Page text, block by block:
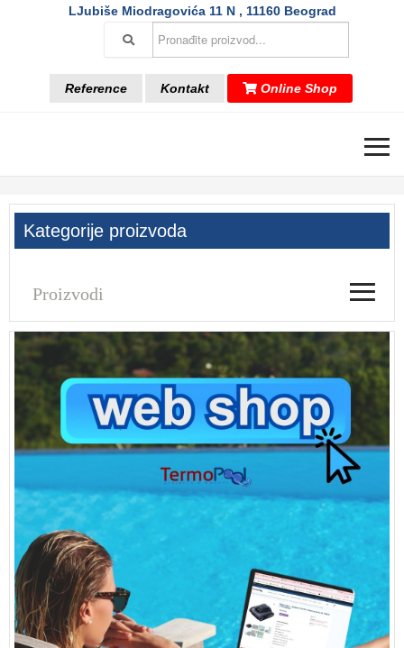
LJubiše Miodragovića 11 N , 11160 Beograd
Reference Kontakt Online Shop
≡
Kategorije proizvoda
Proizvodi ≡